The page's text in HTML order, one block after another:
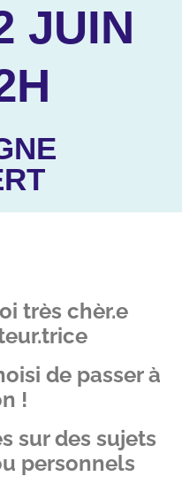
JUIN
très chèr.e
de passer à
!
sur des sujets
personnels